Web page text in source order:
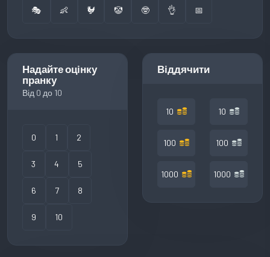
🎭 👶 🐓 🤡 🤓 👌 📅
Надайте оцінку
пранку
Від 0 до 10
0 1 2
3 4 5
6 7 8
9 10
Віддячити
10
100
1000
10
100
1000